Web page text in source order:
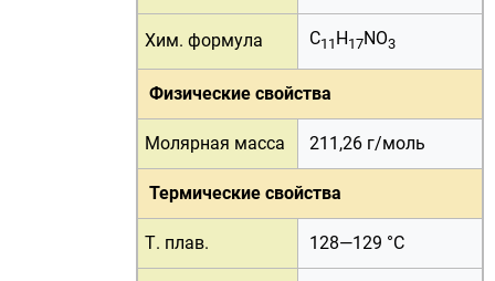
Хим. формула C11 H17NO3
Физические свойства
Молярная масса 211,26 г/моль
Термические свойства
Т. плав. 128—129 °C